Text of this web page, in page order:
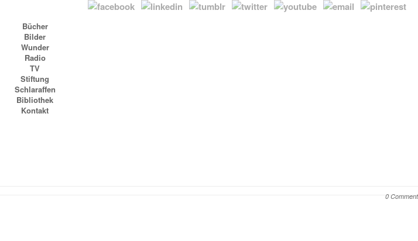
Bücher
Bilder
Wunder
Radio
TV
Stiftung
Schlaraffen
Bibliothek
Kontakt
0 Comment